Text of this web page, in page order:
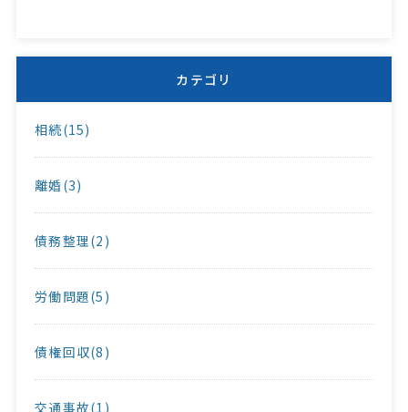
カテゴリ
相続(15)
離婚(3)
債務整理(2)
労働問題(5)
債権回収(8)
交通事故(1)